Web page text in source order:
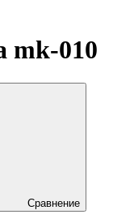
mk-010
Сравнение